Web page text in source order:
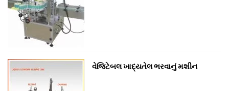
વેજિટેબલ ખાદ્યતેલ ભરવાનું મશીન